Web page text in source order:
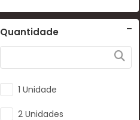
Quantidade
1 Unidade
2 Unidades